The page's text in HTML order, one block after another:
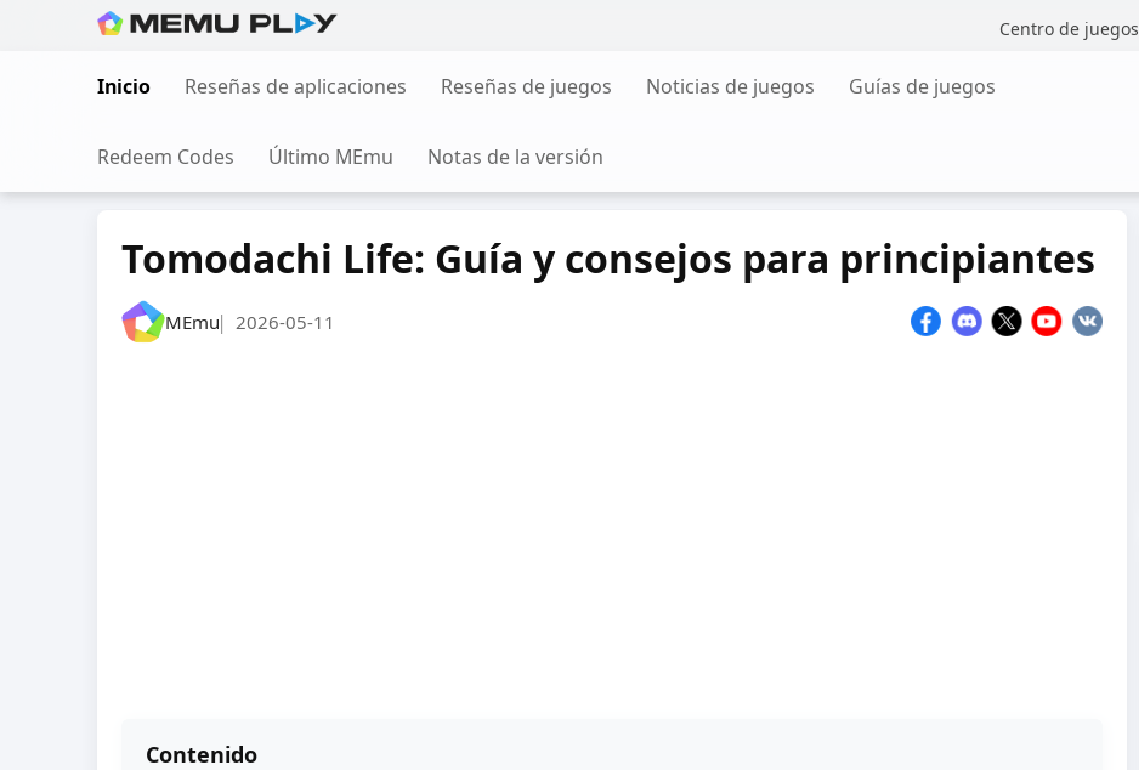
Centro de juegos
al
contenido
Inicio Reseñas de aplicaciones Reseñas de juegos Noticias de juegos Guías de juegos
Redeem Codes Último MEmu Notas de la versión
Tomodachi Life: Guía y consejos para principiantes
MEmu| 2026-05-11
Contenido